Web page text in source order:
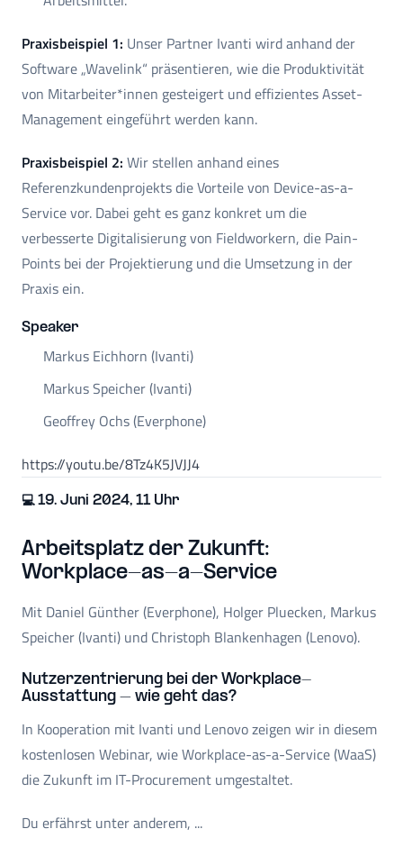
Praxisbeispiel 1: Unser Partner Ivanti wird anhand der
Software „Wavelink“ präsentieren, wie die Produktivität
von Mitarbeiter*innen gesteigert und effizientes Asset-
Management eingeführt werden kann.
Praxisbeispiel 2: Wir stellen anhand eines
Referenzkundenprojekts die Vorteile von Device-as-a-
Service vor. Dabei geht es ganz konkret um die
verbesserte Digitalisierung von Fieldworkern, die Pain-
Points bei der Projektierung und die Umsetzung in der
Praxis ein.
Speaker
Markus Eichhorn (Ivanti)
Markus Speicher (Ivanti)
Geoffrey Ochs (Everphone)
https://youtu.be/8Tz4K5JVJJ4
💻 19. Juni 2024, 11 Uhr
Arbeitsplatz der Zukunft:
Workplace-as-a-Service
Mit Daniel Günther (Everphone), Holger Pluecken, Markus
Speicher (Ivanti) und Christoph Blankenhagen (Lenovo).
Nutzerzentrierung bei der Workplace-
Ausstattung – wie geht das?
In Kooperation mit Ivanti und Lenovo zeigen wir in diesem
kostenlosen Webinar, wie Workplace-as-a-Service (WaaS)
die Zukunft im IT-Procurement umgestaltet.
Du erfährst unter anderem, ...